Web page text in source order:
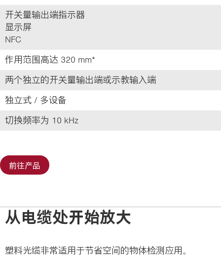
开关量输出端指示器
显示屏
NFC
作用范围高达 320 mm*
两个独立的开关量输出端或示教输入端
独立式 / 多设备
切换频率为 10 kHz
前往产品
从电缆处开始放大
塑料光缆非常适用于节省空间的物体检测应用。